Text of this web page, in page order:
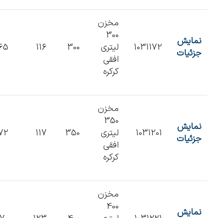
نمایش
جزئیات
1031172
مخزن
300
لیتری
افقی
کرکره
300
116
نمایش
جزئیات
1031201
مخزن
350
لیتری
افقی
کرکره
350
117
نمایش
مخزن
400